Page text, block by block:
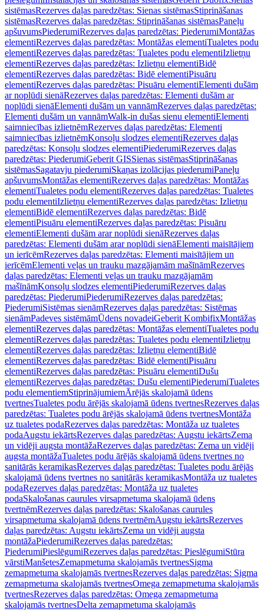
sistēmasRezerves daļas paredzētas: Sienas sistēmasStiprināšanas
sistēmasRezerves daļas paredzētas: Stiprināšanas sistēmasPaneļu
apšuvumsPiederumiRezerves daļas paredzētas: PiederumiMontāžas
elementiRezerves daļas paredzētas: Montāžas elementiTualetes podu
elementiRezerves daļas paredzētas: Tualetes podu elementiIzlietņu
elementiRezerves daļas paredzētas: Izlietņu elementiBidē
elementiRezerves daļas paredzētas: Bidē elementiPisuāru
elementiRezerves daļas paredzētas: Pisuāru elementiElementi dušām
ar noplūdi sienāRezerves daļas paredzētas: Elementi dušām ar
noplūdi sienāElementi dušām un vannāmRezerves daļas paredzētas:
Elementi dušām un vannāmWalk-in dušas sienu elementiElementi
saimniecības izlietnēmRezerves daļas paredzētas: Elementi
saimniecības izlietnēmKonsoļu slodzes elementiRezerves daļas
paredzētas: Konsoļu slodzes elementiPiederumiRezerves daļas
paredzētas: PiederumiGeberit GISSienas sistēmasStiprināšanas
sistēmasSagatavju piederumiSkaņas izolācijas piederumiPaneļu
apšuvumsMontāžas elementiRezerves daļas paredzētas: Montāžas
elementiTualetes podu elementiRezerves daļas paredzētas: Tualetes
podu elementiIzlietņu elementiRezerves daļas paredzētas: Izlietņu
elementiBidē elementiRezerves daļas paredzētas: Bidē
elementiPisuāru elementiRezerves daļas paredzētas: Pisuāru
elementiElementi dušām arar noplūdi sienāRezerves daļas
paredzētas: Elementi dušām arar noplūdi sienāElementi maisītājiem
un ierīcēmRezerves daļas paredzētas: Elementi maisītājiem un
ierīcēmElementi veļas un trauku mazgājamām mašīnāmRezerves
daļas paredzētas: Elementi veļas un trauku mazgājamām
mašīnāmKonsoļu slodzes elementiPiederumiRezerves daļas
paredzētas: PiederumiPiederumiRezerves daļas paredzētas:
PiederumiSistēmas sienāmRezerves daļas paredzētas: Sistēmas
sienāmPadeves sistēmāmŪdens novadeiGeberit KombifixMontāžas
elementiRezerves daļas paredzētas: Montāžas elementiTualetes podu
elementiRezerves daļas paredzētas: Tualetes podu elementiIzlietņu
elementiRezerves daļas paredzētas: Izlietņu elementiBidē
elementiRezerves daļas paredzētas: Bidē elementiPisuāru
elementiRezerves daļas paredzētas: Pisuāru elementiDušu
elementiRezerves daļas paredzētas: Dušu elementiPiederumiTualetes
podu elementiemStiprinājumiemĀrējās skalojamā ūdens
tvertnesTualetes podu ārējās skalojamā ūdens tvertnesRezerves daļas
paredzētas: Tualetes podu ārējās skalojamā ūdens tvertnesMontāža
uz tualetes podaRezerves daļas paredzētas: Montāža uz tualetes
podaAugstu iekārtsRezerves daļas paredzētas: Augstu iekārtsZema
un vidēji augsta montāžaRezerves daļas paredzētas: Zema un vidēji
augsta montāžaTualetes podu ārējās skalojamā ūdens tvertnes no
sanitārās keramikasRezerves daļas paredzētas: Tualetes podu ārējās
skalojamā ūdens tvertnes no sanitārās keramikasMontāža uz tualetes
podaRezerves daļas paredzētas: Montāža uz tualetes
podaSkalošanas caurules virsapmetuma skalojamā ūdens
tvertnēmRezerves daļas paredzētas: Skalošanas caurules
virsapmetuma skalojamā ūdens tvertnēmAugstu iekārtsRezerves
daļas paredzētas: Augstu iekārtsZema un vidēji augsta
montāžaPiederumiRezerves daļas paredzētas:
PiederumiPieslēgumiRezerves daļas paredzētas: PieslēgumiStūra
vārstiManšetesZemapmetuma skalojamās tvertnesSigma
zemapmetuma skalojamās tvertnesRezerves daļas paredzētas: Sigma
zemapmetuma skalojamās tvertnesOmega zemapmetuma skalojamās
tvertnesRezerves daļas paredzētas: Omega zemapmetuma
skalojamās tvertnesDelta zemapmetuma skalojamās